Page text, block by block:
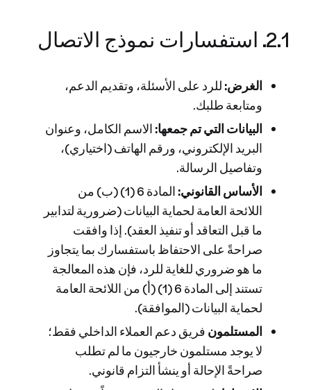
2.1. استفسارات نموذج الاتصال
الغرض: للرد على الأسئلة، وتقديم الدعم،
ومتابعة طلبك.
البيانات التي تم جمعها: الاسم الكامل، وعنوان
البريد الإلكتروني، ورقم الهاتف (اختياري)،
وتفاصيل الرسالة.
الأساس القانوني:
المادة 6 (1) (ب) من
اللائحة العامة لحماية البيانات (ضرورية لتدابير
ما قبل التعاقد أو تنفيذ العقد). إذا وافقت
صراحةً على الاحتفاظ باستفسارك بما يتجاوز
ما هو ضروري للغاية للرد، فإن هذه المعالجة
تستند إلى المادة 6 (1) (أ) من اللائحة العامة
لحماية البيانات (الموافقة).
المستلمون فريق دعم العملاء الداخلي فقط؛
لا يوجد مستلمون خارجيون ما لم تطلب
صراحةً الإحالة أو ينشأ التزام قانوني.